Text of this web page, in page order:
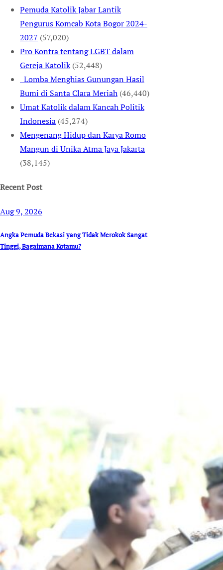
Pemuda Katolik Jabar Lantik
Pengurus Komcab Kota Bogor 2024-
2027 (57,020)
Pro Kontra tentang LGBT dalam
Gereja Katolik (52,448)
Lomba Menghias Gunungan Hasil
Bumi di Santa Clara Meriah (46,440)
Umat Katolik dalam Kancah Politik
Indonesia (45,274)
Mengenang Hidup dan Karya Romo
Mangun di Unika Atma Jaya Jakarta
(38,145)
Recent Post
Aug 9, 2026
Angka Pemuda Bekasi yang Tidak Merokok Sangat
Tinggi, Bagaimana Kotamu?